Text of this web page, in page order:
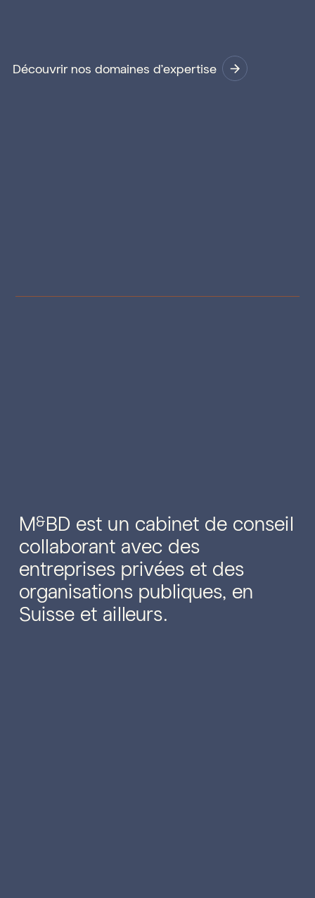
Découvrir nos domaines d'expertise
M&BD est un cabinet de conseil
collaborant avec des
entreprises privées et des
organisations publiques, en
Suisse et ailleurs.